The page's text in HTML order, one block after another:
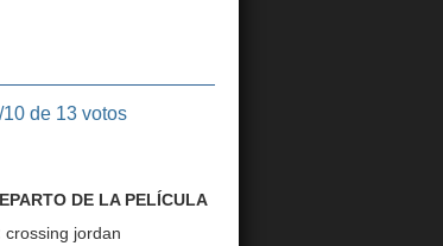
de 13 votos
DE LA PELÍCULA
crossing jordan